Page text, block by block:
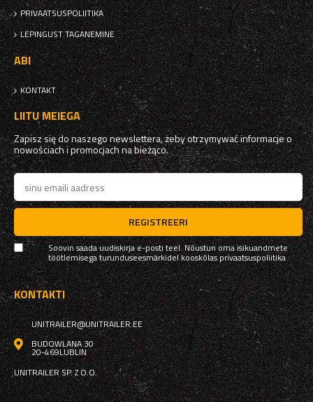
PRIVAATSUSPOLIITIKA
LEPINGUST TAGANEMINE
ABI
KONTAKT
LIITU MEIEGA
Zapisz się do naszego newslettera, żeby otrzymywać informacje o
nowościach i promocjach na bieżąco.
REGISTREERI
Soovin saada uudiskirja e-posti teel. Nõustun oma isikuandmete
töötlemisega turunduseesmärkidel kooskõlasprivaatsuspoliitika
KONTAKTI
UNITRAILER@UNITRAILER.EE
BUDOWLANA 30
20-469LUBLIN
UNITRAILER SP. Z O.O.